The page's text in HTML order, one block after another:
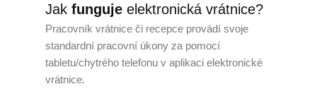
Jak funguje elektronická vrátnice?
Pracovník vrátnice či recepce provádí svoje
standardní pracovní úkony za pomocí
tabletu/chytrého telefonu v aplikaci elektronické
vrátnice.